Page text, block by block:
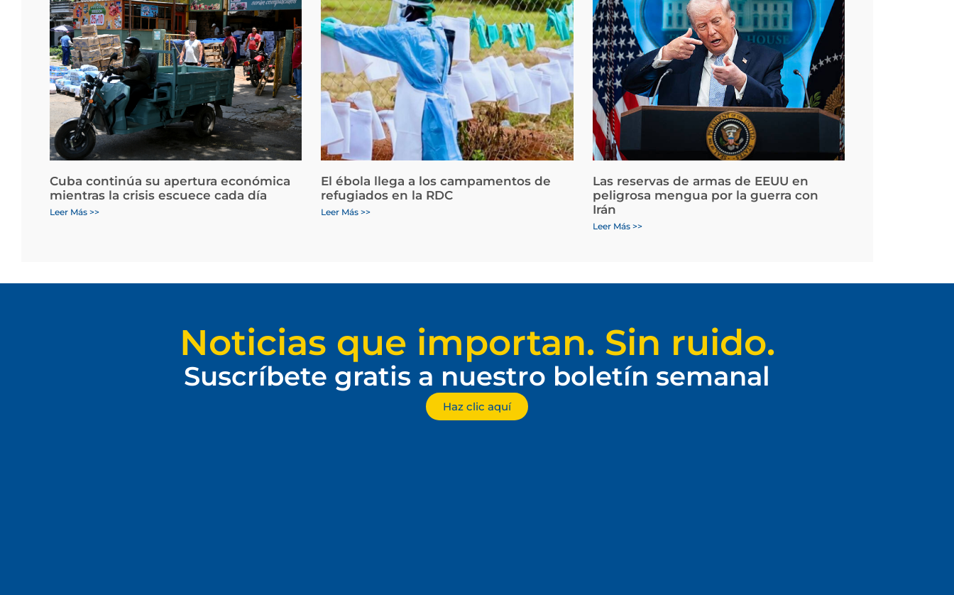
Cuba continúa su apertura económica
mientras la crisis escuece cada día
Leer Más >>
El ébola llega a los campamentos de
refugiados en la RDC
Leer Más >>
Las reservas de armas de EEUU en
peligrosa mengua por la guerra con
Irán
Leer Más >>
Noticias que importan. Sin ruido.
Suscríbete gratis a nuestro boletín semanal
Haz clic aquí